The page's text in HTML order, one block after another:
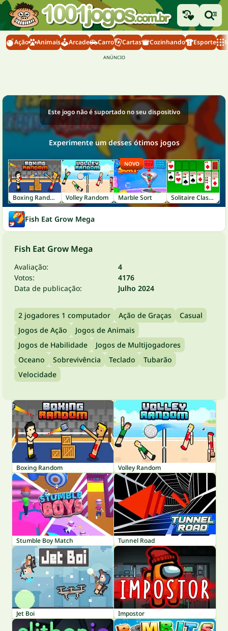
Ação Animais Arcade Carro Cartas Cozinhando Esporte
Este jogo não é suportado no seu dispositivo
Experimente um desses ótimos jogos
Boxing Random Volley Random Marble Sort
NOVO
Solitaire Classic
Fish Eat Grow Mega
Fish Eat Grow Mega
Avaliação:
4
Votos:
4176
Data de publicação:
Julho 2024
2 jogadores 1 computador Ação de Graças
Casual
Jogos de Ação
Jogos de Animais
Jogos de Habilidade
Jogos de Multijogadores
Oceano
Sobrevivência Teclado
Tubarão
Velocidade
Boxing Random Volley Random
Stumble Boy Match Tunnel Road
Jet Boi Impostor